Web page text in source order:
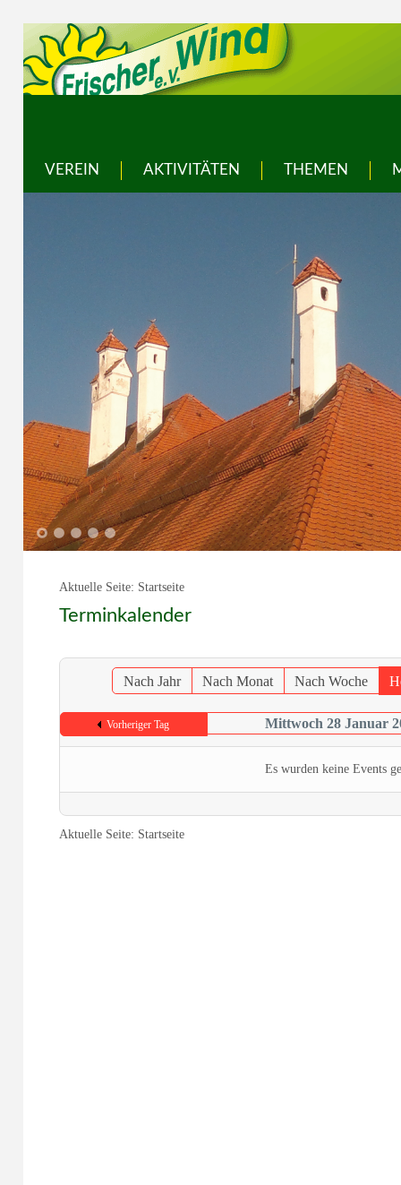
VEREIN AKTIVITÄTEN THEMEN
1 2 3 4 5
Aktuelle Seite: Startseite
Terminkalender
Nach Jahr Nach Monat Nach Woche
Vorheriger Tag Mittwoch 28 Januar
Es wurden keine Events
Aktuelle Seite: Startseite